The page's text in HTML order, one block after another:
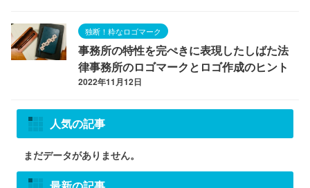
独断！粋なロゴマーク
事務所の特性を完ぺきに表現したしばた法
律事務所のロゴマークとロゴ作成のヒント
2022年11月12日
人気の記事
まだデータがありません。